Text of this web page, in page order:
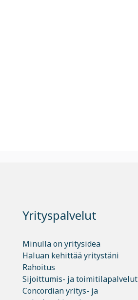
Yrityspalvelut
Minulla on yritysidea
Haluan kehittää yritystäni
Rahoitus
Sijoittumis- ja toimitilapalvelut
Concordian yritys- ja